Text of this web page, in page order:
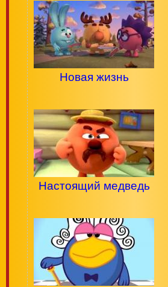
Новая жизнь
Настоящий медведь